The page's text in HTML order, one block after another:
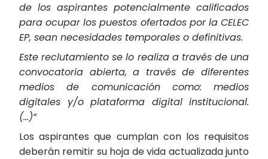
de los aspirantes potencialmente calificados
para ocupar los puestos ofertados por la CELEC
EP, sean necesidades temporales o definitivas.
Este reclutamiento se lo realiza a través de una
convocatoria abierta, a través de diferentes
medios de comunicación como: medios
digitales y/o plataforma digital institucional.
(…)“
Los aspirantes que cumplan con los requisitos
deberán remitir su hoja de vida actualizada junto